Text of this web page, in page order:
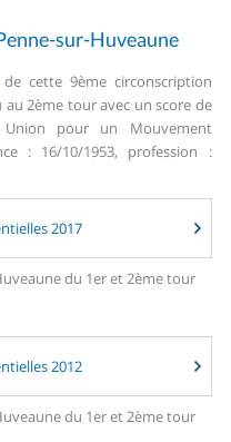
sur-Huveaune
de cette 9ème circonscription
au 2ème tour avec un score de
pour un Mouvement
: 16/10/1953, profession :
2017
du 1er et 2ème tour
2012
du 1er et 2ème tour